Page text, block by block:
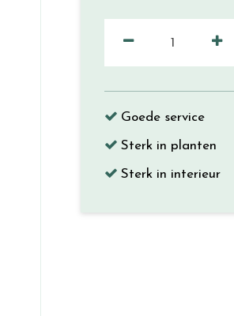
Goede service
Sterk in planten
Sterk in interieur